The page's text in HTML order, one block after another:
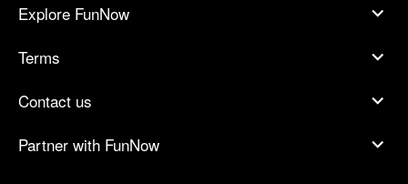
Explore FunNow
Terms
Contact us
Partner with FunNow